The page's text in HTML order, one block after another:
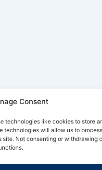
Consent
technologies like cookies to store
technologies will allow us to
site. Not consenting or withdrawing